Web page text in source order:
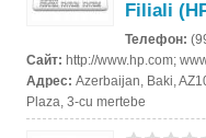
Filiali
Телефон:
Сайт:http://www.hp.com;
Адрес:Azerbaijan, Baki,
Plaza, 3-cu mertebe